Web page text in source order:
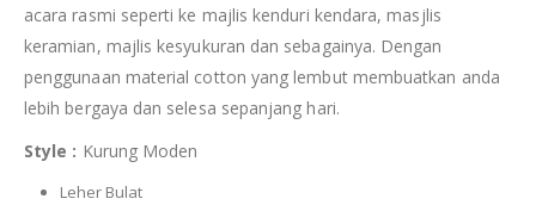
acara rasmi seperti ke majlis kenduri kendara, masjlis
keramian, majlis kesyukuran dan sebagainya. Dengan
penggunaan material cotton yang lembut membuatkan anda
lebih bergaya dan selesa sepanjang hari.
Style : Kurung Moden
Leher Bulat